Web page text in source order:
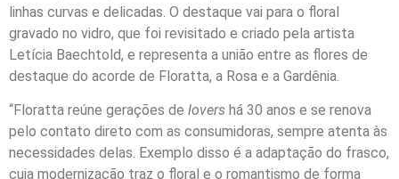
linhas curvas e delicadas. O destaque vai para o floral
gravado no vidro, que foi revisitado e criado pela artista
Letícia Baechtold, e representa a união entre as flores de
destaque do acorde de Floratta, a Rosa e a Gardênia.
“Floratta reúne gerações de lovers há 30 anos e se renova
pelo contato direto com as consumidoras, sempre atenta às
necessidades delas. Exemplo disso é a adaptação do frasco,
cuja modernização traz o floral e o romantismo de forma